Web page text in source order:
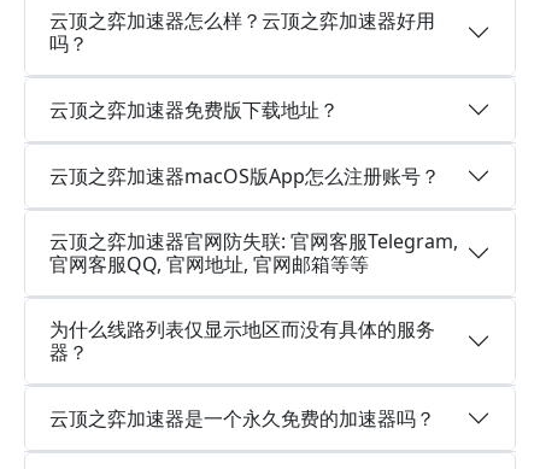
云顶之弈加速器怎么样？云顶之弈加速器好用
吗？
云顶之弈加速器免费版下载地址？
云顶之弈加速器macOS版App怎么注册账号？
云顶之弈加速器官网防失联: 官网客服Telegram,
官网客服QQ, 官网地址, 官网邮箱等等
为什么线路列表仅显示地区而没有具体的服务
器？
云顶之弈加速器是一个永久免费的加速器吗？